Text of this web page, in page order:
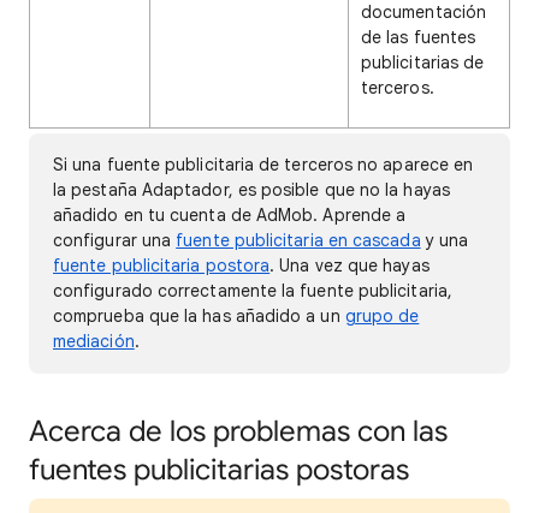
documentación
de las fuentes
publicitarias de
terceros.
Si una fuente publicitaria de terceros no aparece en
la pestaña Adaptador, es posible que no la hayas
añadido en tu cuenta de AdMob. Aprende a
configurar una fuente publicitaria en cascada y una
fuente publicitaria postora. Una vez que hayas
configurado correctamente la fuente publicitaria,
comprueba que la has añadido a un grupo de
mediación.
Acerca de los problemas con las
fuentes publicitarias postoras